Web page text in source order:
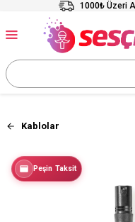
1000₺ Üzeri
Kablolar
Peşin Taksit